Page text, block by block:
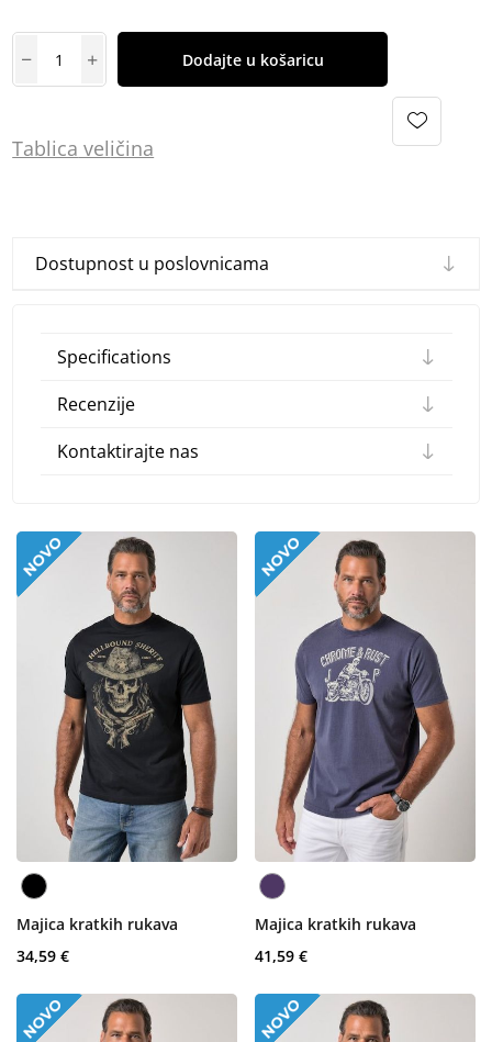
Dodajte u košaricu
Tablica veličina
Dostupnost u poslovnicama
Specifications
Recenzije
Kontaktirajte nas
Majica kratkih rukava
34,59 €
Majica kratkih rukava
41,59 €